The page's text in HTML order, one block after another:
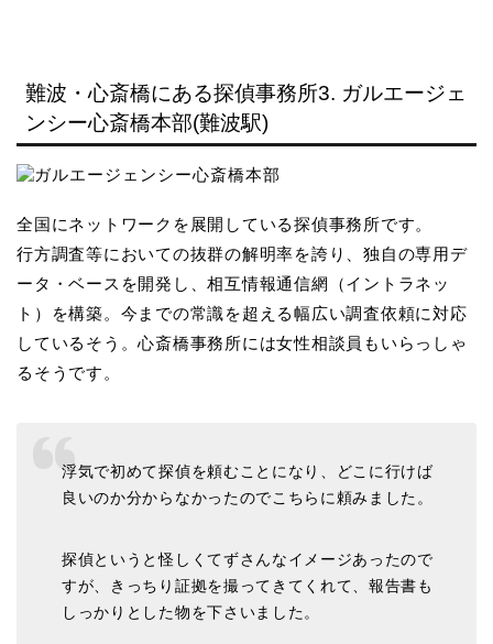
難波・心斎橋にある探偵事務所3. ガルエージェ
ンシー心斎橋本部(難波駅)
全国にネットワークを展開している探偵事務所です。
行方調査等においての抜群の解明率を誇り、独自の専用デ
ータ・ベースを開発し、相互情報通信網（イントラネッ
ト）を構築。今までの常識を超える幅広い調査依頼に対応
しているそう。心斎橋事務所には女性相談員もいらっしゃ
るそうです。
浮気で初めて探偵を頼むことになり、どこに行けば
良いのか分からなかったのでこちらに頼みました。
探偵というと怪しくてずさんなイメージあったので
すが、きっちり証拠を撮ってきてくれて、報告書も
しっかりとした物を下さいました。